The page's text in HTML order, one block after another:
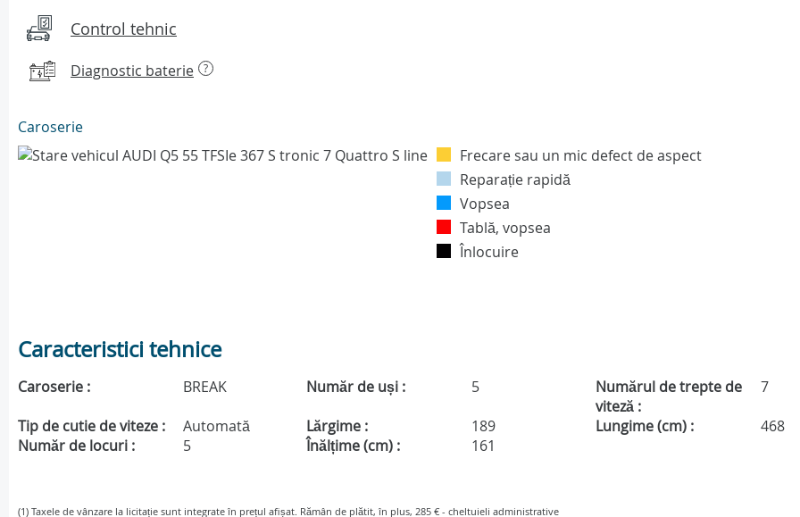
Control tehnic
Diagnostic baterie ?
Caroserie
Frecare sau un mic defect de aspect
Reparație rapidă
Vopsea
Tablă, vopsea
Înlocuire
Caracteristici tehnice
Caroserie : BREAK Număr de uși : 5
Numărul de trepte de
viteză :
7
Tip de cutie de viteze :
Automată Lărgime : 189 Lungime (cm) :
468
Număr de locuri :
5 Înălțime (cm) : 161
(1) Taxele de vânzare la licitație sunt integrate în prețul afișat. Rămân de plătit, în plus, 285 € - cheltuieli administrative